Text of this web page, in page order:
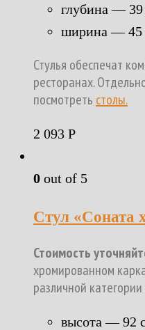
глубина —
ширина — 45
Стулья обеспечат
ресторанах.
посмотреть столы.
2 093 Р
0 out of 5
Стул «Соната
Стоимость
хромированном
различной
высота — 92